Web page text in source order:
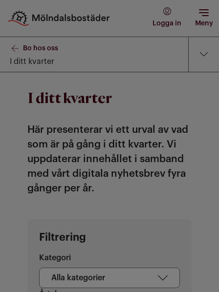
Logga in Meny
Bo hos oss
I ditt kvarter
I ditt kvarter
Här presenterar vi ett urval av vad
som är på gång i ditt kvarter. Vi
uppdaterar innehållet i samband
med vårt digitala nyhetsbrev fyra
gånger per år.
Filtrering
Kategori
Alla kategorier
Vald kategori Alla kategorier